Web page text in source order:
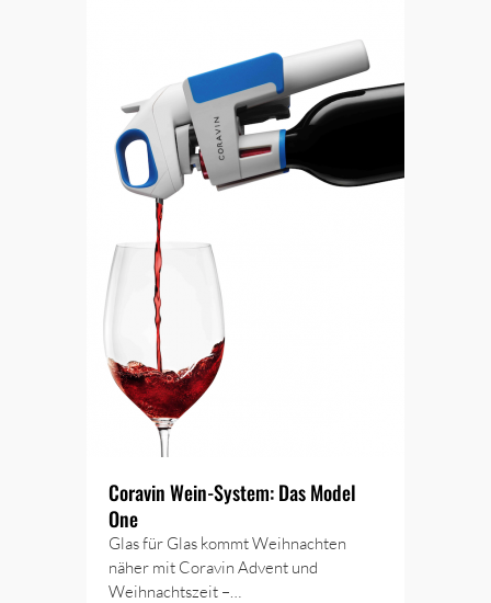
Coravin Wein-System: Das Model
One
Glas für Glas kommt Weihnachten
näher mit Coravin Advent und
Weihnachtszeit –…